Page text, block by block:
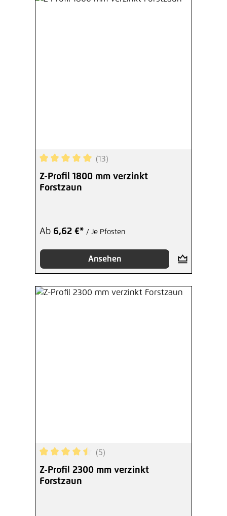
Durchschnittliche Bewertung von 5 von 5
(13)
Z-Profil 1800 mm verzinkt
Forstzaun
Ab 6,62 €* / Je Pfosten
Ansehen
Durchschnittliche Bewertung von 4.6 von 5
(5)
Z-Profil 2300 mm verzinkt
Forstzaun